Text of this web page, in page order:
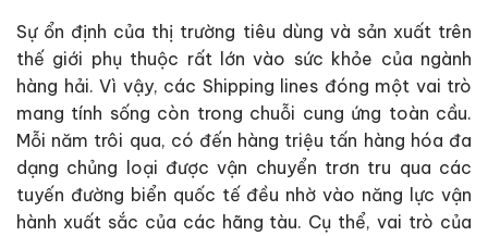
Sự ổn định của thị trường tiêu dùng và sản xuất trên
thế giới phụ thuộc rất lớn vào sức khỏe của ngành
hàng hải. Vì vậy, các Shipping lines đóng một vai trò
mang tính sống còn trong chuỗi cung ứng toàn cầu.
Mỗi năm trôi qua, có đến hàng triệu tấn hàng hóa đa
dạng chủng loại được vận chuyển trơn tru qua các
tuyến đường biển quốc tế đều nhờ vào năng lực vận
hành xuất sắc của các hãng tàu. Cụ thể, vai trò của